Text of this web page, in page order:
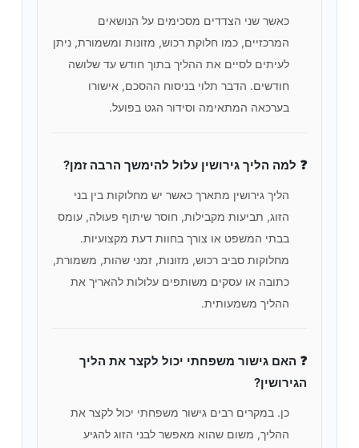
כאשר שני הצדדים מסכימים על הנושאים
המרכזיים, כמו חלוקת רכוש, מזונות ומשמורת, ניתן
לעיתים לסיים את ההליך בתוך חודש עד שלושה
חודשים. הדבר תלוי בניסוח ההסכם, אישורו
בערכאה המתאימה וסידור הגט בפועל.
❓ למה הליך גירושין עלול להימשך הרבה זמן?
הליך גירושין מתארך כאשר יש מחלוקות בין בני
הזוג, תביעות מקבילות, חוסר שיתוף פעולה, עומס
בבתי המשפט או צורך בחוות דעת מקצועיות.
מחלוקות סביב רכוש, מזונות, זמני שהות, משמורת,
כתובה או עסקים משותפים עלולות להאריך את
ההליך משמעותית.
❓ האם גישור משפחתי יכול לקצר את הליך
הגירושין?
כן. במקרים רבים גישור משפחתי יכול לקצר את
ההליך, משום שהוא מאפשר לבני הזוג להגיע